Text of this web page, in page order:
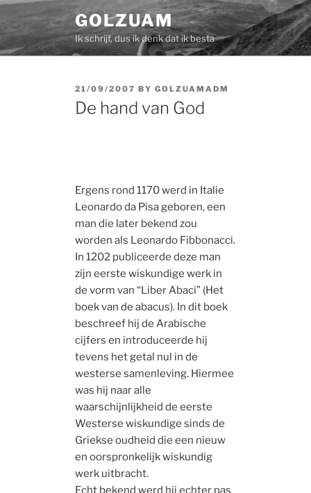
Skip
to
content
GOLZUAM
Ik schrijf, dus ik denk dat ik besta
POSTED
ON
21/09/2007 BYGOLZUAMADM
De hand van God
Ergens rond 1170 werd in Italie
Leonardo da Pisa geboren, een
man die later bekend zou
worden als Leonardo Fibbonacci.
In 1202 publiceerde deze man
zijn eerste wiskundige werk in
de vorm van “Liber Abaci” (Het
boek van de abacus). In dit boek
beschreef hij de Arabische
cijfers en introduceerde hij
tevens het getal nul in de
westerse samenleving. Hiermee
was hij naar alle
waarschijnlijkheid de eerste
Westerse wiskundige sinds de
Griekse oudheid die een nieuw
en oorspronkelijk wiskundig
werk uitbracht.
Echt bekend werd hij echter pas